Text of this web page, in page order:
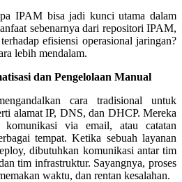
IPAM bisa jadi kunci utama dalam
sebenarnya dari repositori IPAM,
efisiensi operasional jaringan?
lebih mendalam.
dan Pengelolaan Manual
cara tradisional untuk
alamat IP, DNS, dan DHCP. Mereka
komunikasi via email, atau catatan
tempat. Ketika sebuah layanan
dibutuhkan komunikasi antar tim
tim infrastruktur. Sayangnya, proses
waktu, dan rentan kesalahan.